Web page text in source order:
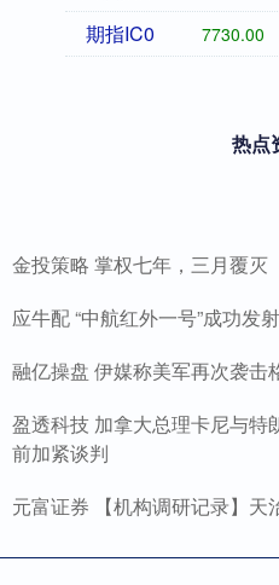
期指IC0 7730.00
热点
金投策略 掌权七年，三月覆灭
应牛配 “中航红外一号”成功发射
融亿操盘 伊媒称美军再次袭击
盈透科技 加拿大总理卡尼与特
前加紧谈判
元富证券 【机构调研记录】天